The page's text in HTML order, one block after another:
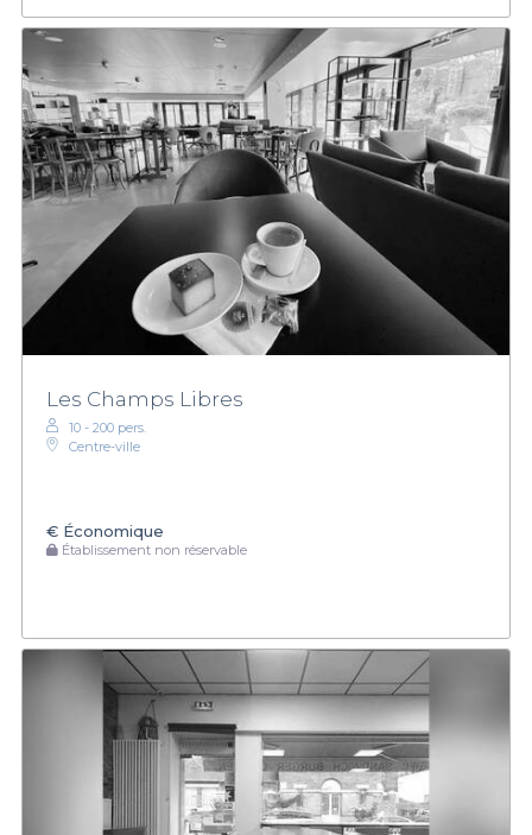
Les Champs Libres
10 - 200 pers.
Centre-ville
€ Économique
Établissement non réservable